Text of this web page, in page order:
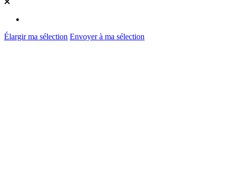
Élargir ma sélection Envoyer à ma sélection